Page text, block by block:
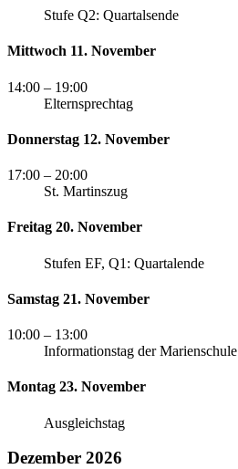
Stufe Q2: Quartalsende
Mittwoch 11. November
14:00 – 19:00
Elternsprechtag
Donnerstag 12. November
17:00 – 20:00
St. Martinszug
Freitag 20. November
Stufen EF, Q1: Quartalende
Samstag 21. November
10:00 – 13:00
Informationstag der Marienschule
Montag 23. November
Ausgleichstag
Dezember 2026